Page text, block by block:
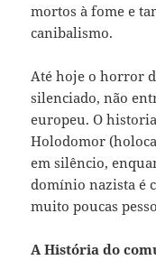
mortos à fome e
canibalismo.
Até hoje o horror
silenciado, não
europeu. O
Holodomor
em silêncio,
domínio nazista é
muito poucas
A História do